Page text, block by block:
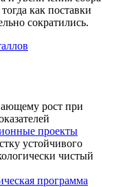
как поставки
сократились.
рост при
проекты
устойчивого
чистый
программа